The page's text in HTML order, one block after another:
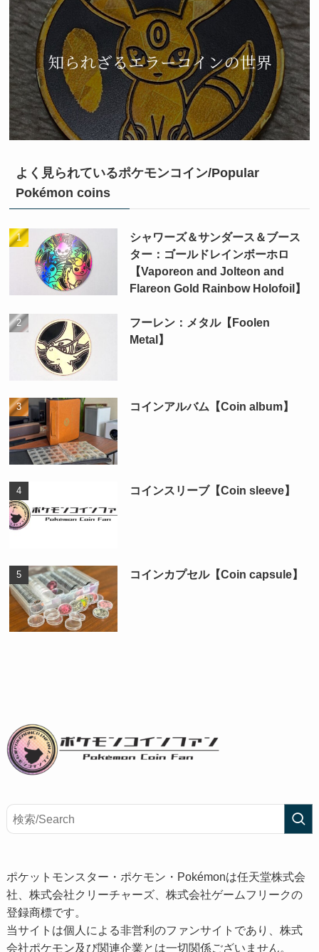
よく見られているポケモンコイン/Popular
Pokémon coins
シャワーズ＆サンダース＆ブース
ター：ゴールドレインボーホロ
【Vaporeon and Jolteon and
Flareon Gold Rainbow Holofoil】
フーレン：メタル【Foolen
Metal】
コインアルバム【Coin album】
コインスリーブ【Coin sleeve】
コインカプセル【Coin capsule】
ポケットモンスター・ポケモン・Pokémonは任天堂株式会
社、株式会社クリーチャーズ、株式会社ゲームフリークの
登録商標です。
当サイトは個人による非営利のファンサイトであり、株式
会社ポケモン及び関連企業とは一切関係ございません。